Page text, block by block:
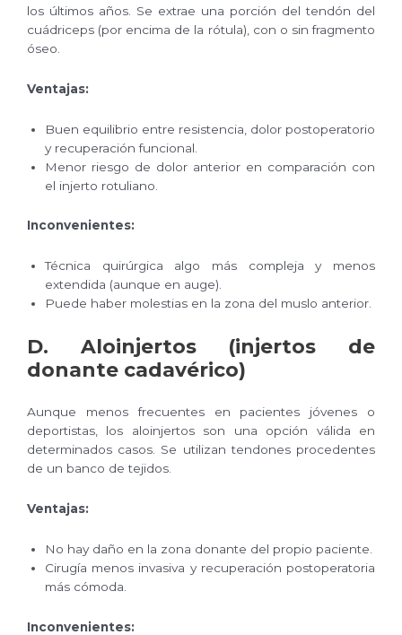
los últimos años. Se extrae una porción del tendón del
cuádriceps (por encima de la rótula), con o sin fragmento
óseo.
Ventajas:
Buen equilibrio entre resistencia, dolor postoperatorio
y recuperación funcional.
Menor riesgo de dolor anterior en comparación con
el injerto rotuliano.
Inconvenientes:
Técnica quirúrgica algo más compleja y menos
extendida (aunque en auge).
Puede haber molestias en la zona del muslo anterior.
D. Aloinjertos (injertos de
donante cadavérico)
Aunque menos frecuentes en pacientes jóvenes o
deportistas, los aloinjertos son una opción válida en
determinados casos. Se utilizan tendones procedentes
de un banco de tejidos.
Ventajas:
No hay daño en la zona donante del propio paciente.
Cirugía menos invasiva y recuperación postoperatoria
más cómoda.
Inconvenientes: